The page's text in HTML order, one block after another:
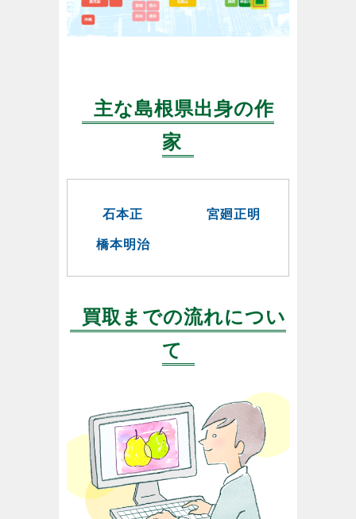
主な島根県出身の作
家
石本正 宮廻正明
橋本明治
買取までの流れについ
て